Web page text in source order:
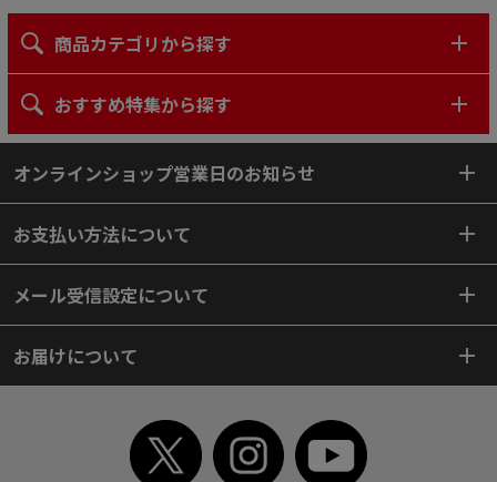
商品カテゴリから探す
おすすめ特集から探す
オンラインショップ営業日のお知らせ
お支払い方法について
メール受信設定について
お届けについて